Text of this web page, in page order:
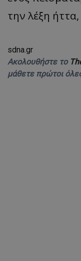
την λέξη
sdna.gr
Ακολουθήστε το
μάθετε πρώτοι